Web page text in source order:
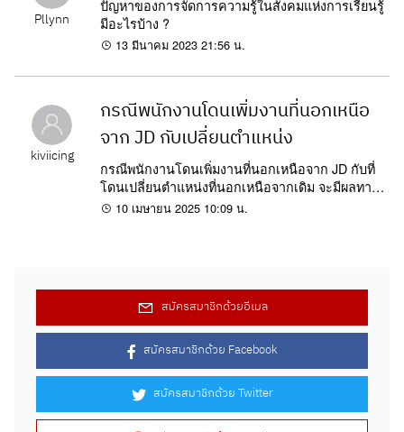
Pllynn
ปัญหาของการจัดการความรู้ในสังคมแห่งการเรียนรู้
มีอะไรบ้าง ?
13 มีนาคม 2023 21:56 น.
kiviicing
กรณีพนักงานโดนเพิ่มงานที่นอกเหนือ
จาก JD กับเปลี่ยนตำแหน่ง
กรณีพนักงานโดนเพิ่มงานที่นอกเหนือจาก JD กับที่
โดนเปลี่ยนตำแหน่งที่นอกเหนือจากเดิม จะมีผลทาง
กฎหมายแรงงานไหมค่ะ
10 เมษายน 2025 10:09 น.
สมัครสมาชิกด้วยอีเมล
สมัครสมาชิกด้วย Facebook
สมัครสมาชิกด้วย Twitter